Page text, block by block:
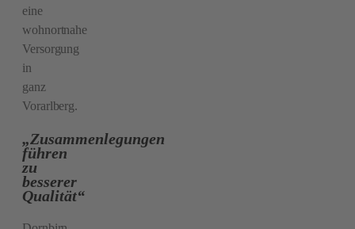
eine
wohnortnahe
Versorgung
in
ganz
Vorarlberg.
„Zusammenlegungen
führen
zu
besserer
Qualität“